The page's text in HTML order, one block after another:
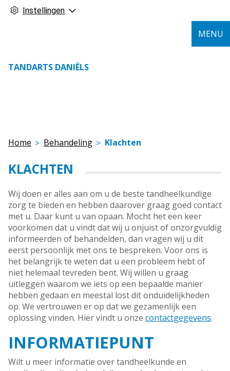
Instellingen
TANDARTS DANIËLS
MENU
Home Behandeling Klachten
KLACHTEN
Wij doen er alles aan om u de beste tandheelkundige
zorg te bieden en hebben daarover graag goed contact
met u. Daar kunt u van opaan. Mocht het een keer
voorkomen dat u vindt dat wij u onjuist of onzorgvuldig
informeerden of behandelden, dan vragen wij u dit
eerst persoonlijk met ons te bespreken. Voor ons is
het belangrijk te weten dat u een probleem hebt of
niet helemaal tevreden bent. Wij willen u graag
uitleggen waarom we iets op een bepaalde manier
hebben gedaan en meestal lost dit onduidelijkheden
op. We vertrouwen er op dat we gezamenlijk een
oplossing vinden. Hier vindt u onze contactgegevens.
INFORMATIEPUNT
Wilt u meer informatie over tandheelkunde en